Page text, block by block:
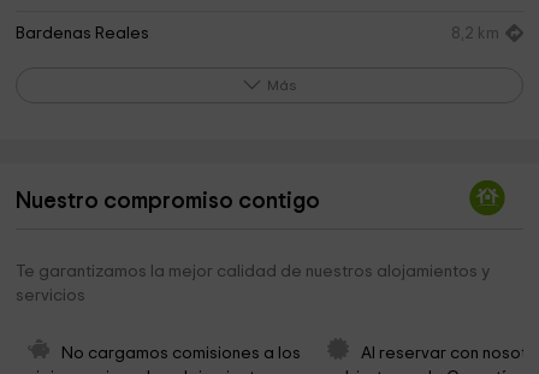
Bardenas Reales 8,2 km
senda viva 8,9 km
Ermita de la Virgen del Yugo
Plaza Katanga
Más
Nuestro compromiso contigo
Te garantizamos la mejor calidad de nuestros alojamientos y
servicios
No cargamos comisiones a los
Al reservar con